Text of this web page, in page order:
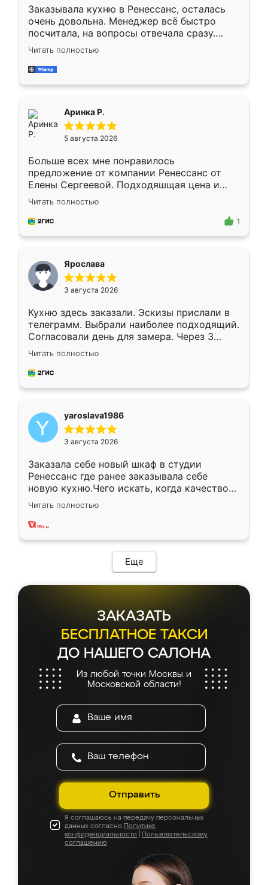
Заказывала кухню в Ренессанс, осталась
очень довольна. Менеджер всё быстро
посчитала, на вопросы отвечала сразу.
Замерщик приехал в субботу, подошёл к
делу со всей ответственностью. Собрали
за день, ребята работали аккуратно, даже
Читать полностью
Аринка Р.
5 августа 2026
Больше всех мне понравилось
предложение от компании Ренессанс от
Елены Сергеевой. Подходяшщая цена и
короткие сроки изготовления. Приехавший
для замера сотрудник Владислав
предложил по моему эскизу самый
Читать полностью
1
Ярослава
3 августа 2026
Кухню здесь заказали. Эскизы прислали в
телеграмм. Выбрали наиболее подходящий.
Согласовали день для замера. Через 3
недели кухня была уже готова. Остались
довольны работой. Спасибо Ренессанс
мебель за качественную работу!
Читать полностью
yaroslava1986
3 августа 2026
Заказала себе новый шкаф в студии
Ренессанс где ранее заказывала себе
новую кухню.Чего искать, когда качеством
вполне довольна. Служит кухня уже почти
два года, нареканий нет.
Читать полностью
Еще
ЗАКАЗАТЬ
БЕСПЛАТНОЕ ТАКСИ
ДО НАШЕГО САЛОНА
Из любой точки Москвы и
Московской области!
Отправить
Я соглашаюсь на передачу персональных
данных согласно Политике
конфиденциальности
Пользовательскому
соглашению